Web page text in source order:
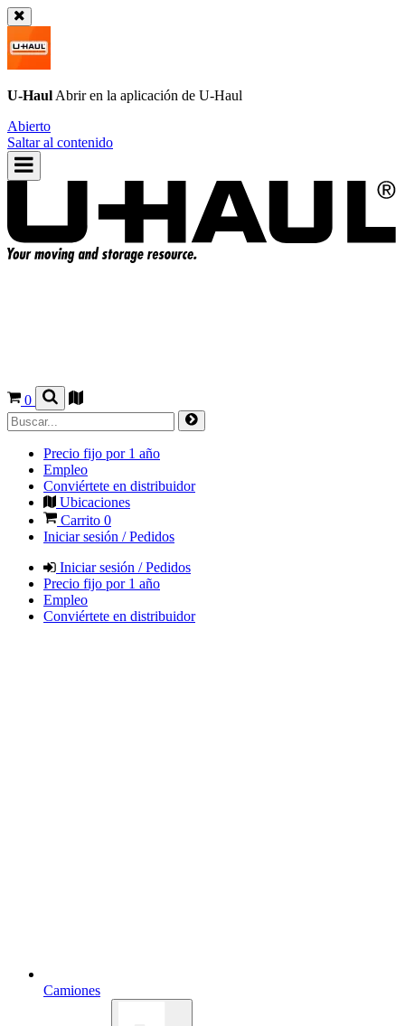
U-Haul Abrir en la aplicación de U-Haul
Abierto
Saltar al contenido
0
Precio fijo por 1 año
Empleo
Conviértete en distribuidor
Ubicaciones
Carrito 0
Iniciar sesión / Pedidos
Iniciar sesión / Pedidos
Precio fijo por 1 año
Empleo
Conviértete en distribuidor
Camiones